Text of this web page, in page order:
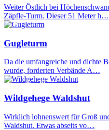
Weiter Östlich bei
Zäpfle-Turm. Dieser 51 Meter h…
Gugleturm
Da die umfangreiche und dichte
wurde, forderten Verbände A…
Wildgehege Waldshut
Wirklich lohnenswert für Groß
Waldshut. Etwas abseits vo…